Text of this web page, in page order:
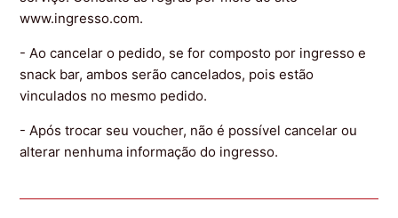
www.ingresso.com.
- Ao cancelar o pedido, se for composto por ingresso e
snack bar, ambos serão cancelados, pois estão
vinculados no mesmo pedido.
- Após trocar seu voucher, não é possível cancelar ou
alterar nenhuma informação do ingresso.